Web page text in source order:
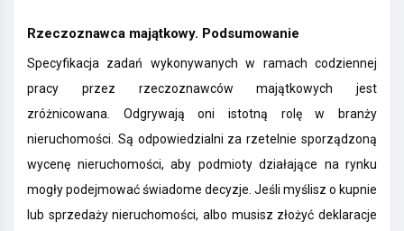
Rzeczoznawca majątkowy. Podsumowanie
Specyfikacja zadań wykonywanych w ramach codziennej
pracy przez rzeczoznawców majątkowych jest
zróżnicowana. Odgrywają oni istotną rolę w branży
nieruchomości. Są odpowiedzialni za rzetelnie sporządzoną
wycenę nieruchomości, aby podmioty działające na rynku
mogły podejmować świadome decyzje. Jeśli myślisz o kupnie
lub sprzedaży nieruchomości, albo musisz złożyć deklaracje